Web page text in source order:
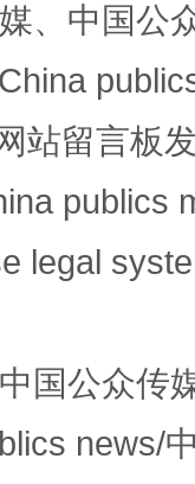
除
、中国公
站留言板
publics
legal
国公众传
news/